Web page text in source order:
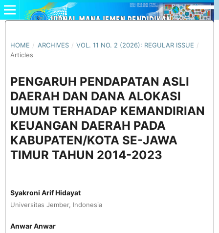
HOME / ARCHIVES / VOL. 11 NO. 2 (2026): REGULAR ISSUE /
Articles
PENGARUH PENDAPATAN ASLI
DAERAH DAN DANA ALOKASI
UMUM TERHADAP KEMANDIRIAN
KEUANGAN DAERAH PADA
KABUPATEN/KOTA SE-JAWA
TIMUR TAHUN 2014-2023
Syakroni Arif Hidayat
Universitas Jember, Indonesia
Anwar Anwar